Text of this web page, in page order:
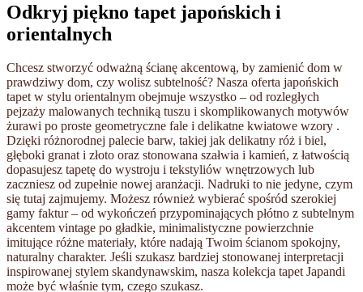
Odkryj piękno tapet japońskich i
orientalnych
Chcesz stworzyć odważną ścianę akcentową, by zamienić dom w
prawdziwy dom, czy wolisz subtelność? Nasza oferta japońskich
tapet w stylu orientalnym obejmuje wszystko – od rozległych
pejzaży malowanych techniką tuszu i skomplikowanych motywów
żurawi po proste geometryczne fale i delikatne kwiatowe wzory .
Dzięki różnorodnej palecie barw, takiej jak delikatny róż i biel,
głęboki granat i złoto oraz stonowana szałwia i kamień, z łatwością
dopasujesz tapetę do wystroju i tekstyliów wnętrzowych lub
zaczniesz od zupełnie nowej aranżacji. Nadruki to nie jedyne, czym
się tutaj zajmujemy. Możesz również wybierać spośród szerokiej
gamy faktur – od wykończeń przypominających płótno z subtelnym
akcentem vintage po gładkie, minimalistyczne powierzchnie
imitujące różne materiały, które nadają Twoim ścianom spokojny,
naturalny charakter. Jeśli szukasz bardziej stonowanej interpretacji
inspirowanej stylem skandynawskim, nasza kolekcja tapet Japandi
może być właśnie tym, czego szukasz.